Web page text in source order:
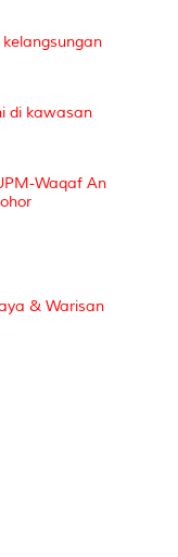
di kawasan
Waqaf An
& Warisan